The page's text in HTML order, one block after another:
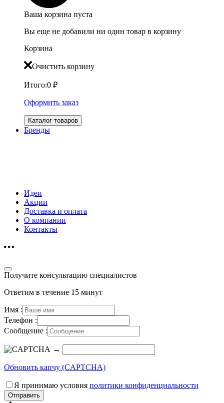
Ваша корзина пуста
Вы еще не добавили ни один товар в корзину
Корзина
Очистить корзину
Итого:0 ₽
Оформить заказ
Каталог товаров
Бренды
Идеи
Акции
Доставка и оплата
О компании
Контакты
Получите консультацию специалистов
Ответим в течение 15 минут
Имя :
Телефон :
Сообщение :
→
Обновить капчу (CAPTCHA)
Я принимаю условия политики конфиденциальности
Отправить